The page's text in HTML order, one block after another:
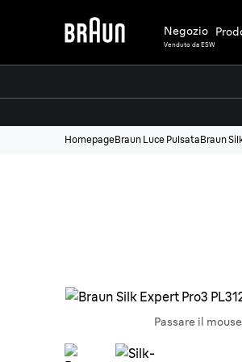
Negozio
Venduto da ESW
HomepageBraun Luce PulsataBraun
Passare il